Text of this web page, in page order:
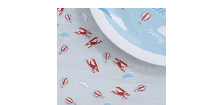
papierové konfety lietadlá 14g v baleni